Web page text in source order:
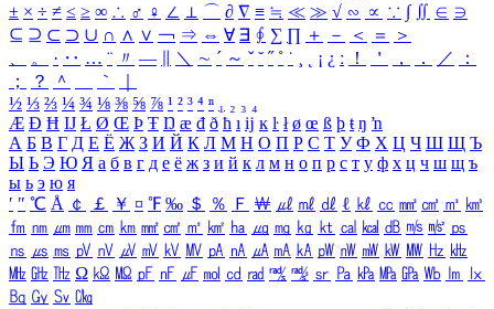
± × ÷ ≠ ≤ ≥ ∞ ∴ ♂ ♀ ∠ ⊥ ⌒ ∂ ∇ ≡ ≒ ≪ ≫ √ ∽ ∝ ∵ ∫ ∬ ∈ ∋
⊆ ⊇ ⊂ ⊃ ∪ ∩ ∧ ∨ ￢ ⇒ ⇔ ∀ ∃ ∮ ∑ ∏ ＋ － ＜ ＝
＞
、
。 · ‥ … ¨ 〃 ― ＼ ∼ ´ ～ ˇ ˘ ˝ ˚ ˙ ¸ ¡ ¿ ː ！ ＇ ， ． ／
：
；
？ ＾ ｀
½ ⅓ ⅔ ¼ ¾ ⅛ ⅜ ⅝ ⅞ ¹ ² ³ ⁴ ⁿ ₁ ₂ ₃ ₄
Æ Ð Ħ Ĳ Ł Ø Œ Þ Ŧ Ŋ æ đ ð ħ ı ĳ ĸ ŀ ł ø œ ß þ ŧ ŋ ŉ
А Б В Г Д Е Ё Ж З И Й К Л М Н О П Р С Т У Ф Х Ц Ч Ш Щ Ъ
Ы Ь Э Ю Я а б в г д е ё ж з и й к л м н о п р с т у ф х ц ч ш щ ъ
ы ь э ю я
′ ″ ℃ Å ￠ ￡ ￥ ¤ ℉ ‰ ＄ ％ Ｆ ￦ ㎕ ㎖ ㎗ ℓ ㎘ ㏄ ㎣ ㎤ ㎥ ㎦
㎙ ㎚ ㎛ ㎜ ㎝ ㎞ ㎟ ㎠ ㎡ ㎢ ㏊ ㎍ ㎎ ㎏ ㏏ ㎈ ㎉ ㏈ ㎧ ㎨ ㎰
㎱ ㎲ ㎳ ㎴ ㎵ ㎶ ㎷ ㎸ ㎹ ㎀ ㎁ ㎂ ㎃ ㎄ ㎺ ㎻ ㎽ ㎾ ㎿ ㎐ ㎑
㎒ ㎓ ㎔ Ω ㏀ ㏁ ㎊ ㎋ ㎌ ㏖ ㏅ ㎭ ㎮ ㎯ ㏛ ㎩ ㎪ ㎫ ㎬ ㏝ ㏐
㏓
㏃ ㏉ ㏜ ㏆